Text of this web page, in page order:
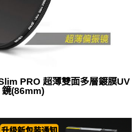
PRO 超薄雙面多層鍍膜UV
鏡(86mm)